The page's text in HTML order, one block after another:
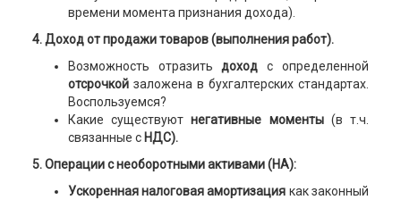
времени момента признания дохода).
4. Доход от продажи товаров (выполнения работ).
Возможность отразитьдоходс определенной
отсрочкой заложена в бухгалтерских стандартах.
Воспользуемся?
Какие существуют негативные моменты(в т.ч.
связанные сНДС).
5. Операции с необоротными активами (НА):
Ускоренная налоговая амортизация как законный